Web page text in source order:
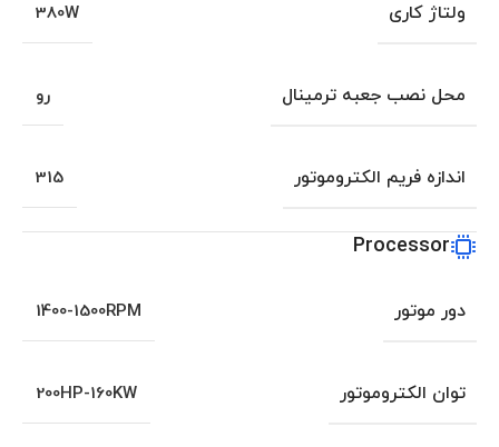
ولتاژ کاری 380W
محل نصب جعبه ترمینال رو
اندازه فریم الکتروموتور 315
Processor
دور موتور 1400-1500RPM
توان الکتروموتور 200HP-160KW